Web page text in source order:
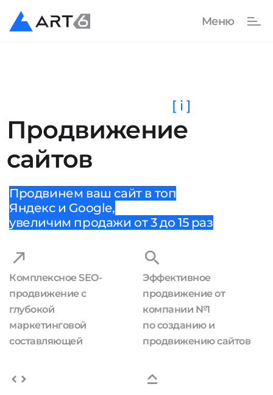
Продвижение
сайтов
[ i ]
Продвинем ваш сайт в топ
Яндекс и Google,
увеличим продажи от 3 до 15 раз
Комплексное SEO-
продвижение с
глубокой
маркетинговой
составляющей
Эффективное
продвижение от
компании №1
по созданию и
продвижению сайтов